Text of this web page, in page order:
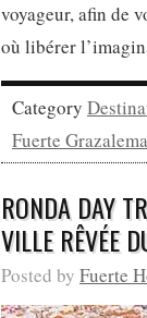
voyageur, afin de
où libérer
Category
Fuerte Grazalema
RONDA DAY
VILLE RÊVÉE
Posted by Fuerte